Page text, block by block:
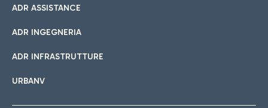
ADR ASSISTANCE
ADR INGEGNERIA
ADR INFRASTRUTTURE
URBANV